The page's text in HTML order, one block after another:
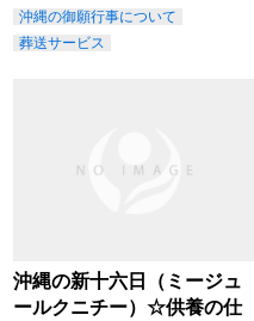
沖縄の御願行事について
葬送サービス
沖縄の新十六日（ミージュ
ールクニチー）☆供養の仕